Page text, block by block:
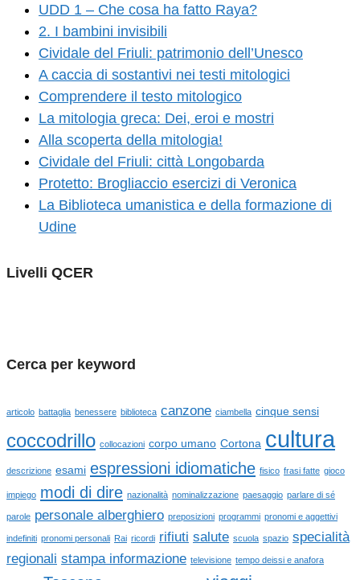
UDD 1 – Che cosa ha fatto Raya?
2. I bambini invisibili
Cividale del Friuli: patrimonio dell’Unesco
A caccia di sostantivi nei testi mitologici
Comprendere il testo mitologico
La mitologia greca: Dei, eroi e mostri
Alla scoperta della mitologia!
Cividale del Friuli: città Longobarda
Protetto: Brogliaccio esercizi di Veronica
La Biblioteca umanistica e della formazione di
Udine
Livelli QCER
Cerca per keyword
articolo battaglia benessere biblioteca canzone ciambella cinque sensi
coccodrillo collocazioni corpo umano Cortona cultura
descrizione esami espressioni idiomatiche fisico frasi fatte gioco
impiego modi di dire nazionalità nominalizzazione paesaggio parlare di sé
parole personale alberghiero preposizioni programmi pronomi e aggettivi
indefiniti pronomi personali Rai ricordi rifiuti salute scuola spazio specialità
regionali stampa informazione televisione tempo deissi e anafora